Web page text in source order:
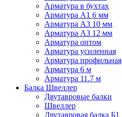
Арматура в бухтах
Арматура А1 6 мм
Арматура А3 10 мм
Арматура А3 12 мм
Арматура оптом
Арматура усиленная
Арматура профильная
Арматура 6 м
Арматура 11.7 м
Балка Швеллер
Двутавровые балки
Швеллер
Двутавровая балка Б1